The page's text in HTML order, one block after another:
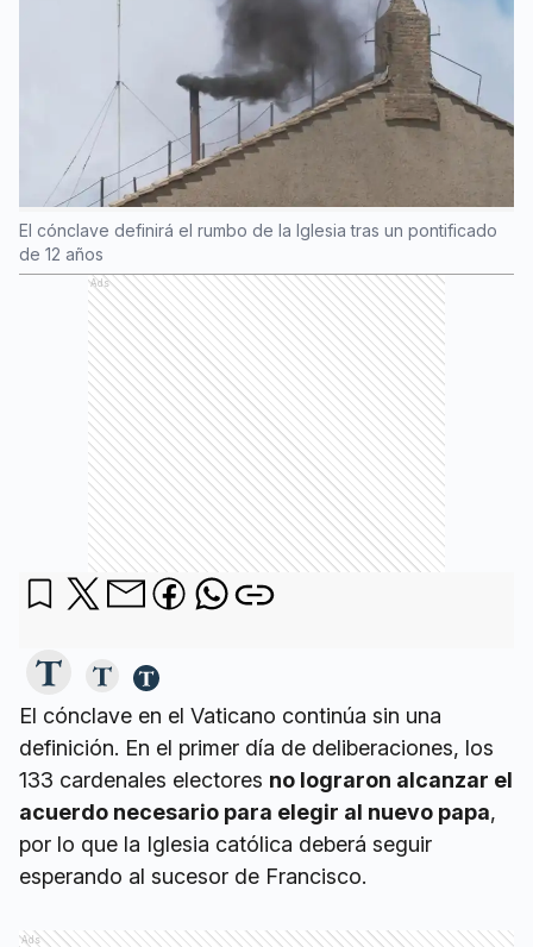
El cónclave definirá el rumbo de la Iglesia tras un pontificado
de 12 años
Ads
El cónclave en el Vaticano continúa sin una
definición. En el primer día de deliberaciones, los
133 cardenales electores no lograron alcanzar el
acuerdo necesario para elegir al nuevo papa,
por lo que la Iglesia católica deberá seguir
esperando al sucesor de Francisco.
Ads